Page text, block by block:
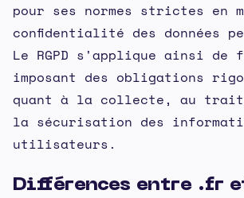
pour ses normes strictes en
confidentialité des données
Le RGPD s'applique ainsi de
imposant des obligations
quant à la collecte, au
la sécurisation des
utilisateurs.
Différences entre .fr